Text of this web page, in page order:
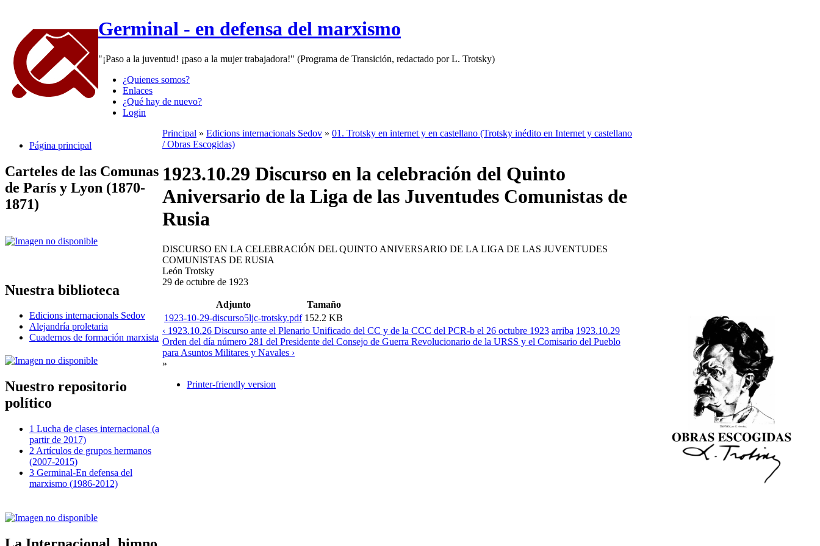
Germinal - en defensa del marxismo
"¡Paso a la juventud! ¡paso a la mujer trabajadora!" (Programa de Transición, redactado por L. Trotsky)
¿Quienes somos?
Enlaces
¿Qué hay de nuevo?
Login
Página principal
Carteles de las Comunas
de París y Lyon (1870-
1871)
Nuestra biblioteca
Edicions internacionals Sedov
Alejandría proletaria
Cuadernos de formación marxista
Nuestro repositorio
político
1 Lucha de clases internacional (a
partir de 2017)
2 Artículos de grupos hermanos
(2007-2015)
3 Germinal-En defensa del
marxismo (1986-2012)
Principal » Edicions internacionals Sedov » 01. Trotsky en internet y en castellano (Trotsky inédito en Internet y castellano
/ Obras Escogidas)
1923.10.29 Discurso en la celebración del Quinto
Aniversario de la Liga de las Juventudes Comunistas de
Rusia
DISCURSO EN LA CELEBRACIÓN DEL QUINTO ANIVERSARIO DE LA LIGA DE LAS JUVENTUDES
COMUNISTAS DE RUSIA
León Trotsky
29 de octubre de 1923
Adjunto
Tamaño
1923-10-29-discurso5ljc-trotsky.pdf 152.2 KB
‹ 1923.10.26 Discurso ante el Plenario Unificado del CC y de la CCC del PCR-b el 26 octubre 1923 arriba 1923.10.29
Orden del día número 281 del Presidente del Consejo de Guerra Revolucionario de la URSS y el Comisario del Pueblo
para Asuntos Militares y Navales ›
»
Printer-friendly version